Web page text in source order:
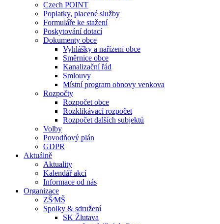
Czech POINT
Poplatky, placené služby
Formuláře ke stažení
Poskytování dotací
Dokumenty obce
Vyhlášky a nařízení obce
Směrnice obce
Kanalizační řád
Smlouvy
Místní program obnovy venkova
Rozpočty
Rozpočet obce
Rozklikávací rozpočet
Rozpočet dalších subjektů
Volby
Povodňový plán
GDPR
Aktuálně
Aktuality
Kalendář akcí
Informace od nás
Organizace
ZŠ⁄MŠ
Spolky & sdružení
SK Žlutava